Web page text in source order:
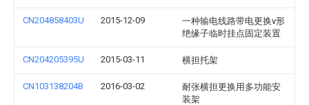
CN204858403U 2015-12-09
一种输电线路带电更换v形
绝缘子临时挂点固定装置
CN204205395U 2015-03-11 横担托架
CN103138204B 2016-03-02
耐张横担更换用多功能安
装架